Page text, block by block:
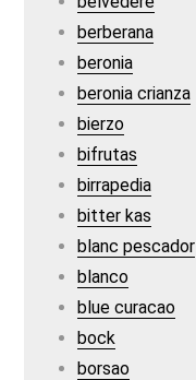
berberana
beronia
beronia crianza
bierzo
bifrutas
birrapedia
bitter kas
blanc pescador
blanco
blue curacao
bock
borsao